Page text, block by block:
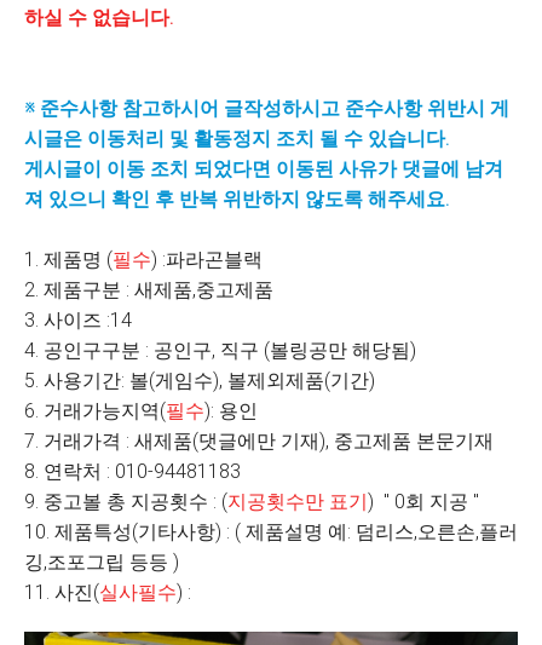
하실 수 없습니다.
※ 준수사항 참고하시어 글작성하시고 준수사항 위반시 게
시글은 이동처리 및 활동정지 조치 될 수 있습니다.
게시글이 이동 조치 되었다면 이동된 사유가 댓글에 남겨
져 있으니 확인 후 반복 위반하지 않도록 해주세요.
1. 제품명 (필수) :파라곤블랙
2. 제품구분 : 새제품,중고제품
3. 사이즈 :14
4. 공인구구분 : 공인구, 직구 (볼링공만 해당됨)
5. 사용기간: 볼(게임수), 볼제외제품(기간)
6. 거래가능지역(필수): 용인
7. 거래가격 : 새제품(댓글에만 기재), 중고제품 본문기재
8. 연락처 : 010-94481183
9. 중고볼 총 지공횟수 : (지공횟수만 표기) " 0회 지공 "
10. 제품특성(기타사항) : ( 제품설명 예: 덤리스,오른손,플러
깅,조포그립 등등 )
11. 사진(실사필수) :